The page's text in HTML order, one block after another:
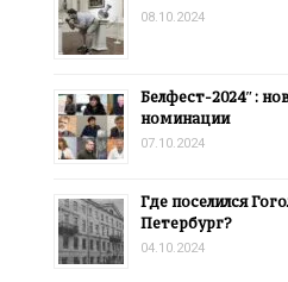
08.10.2024
Белфест-2024″:
номинации
07.10.2024
Где поселился
Петербург?
04.10.2024